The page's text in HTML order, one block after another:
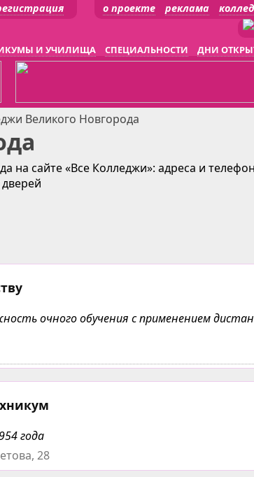
о проекте реклама
И УЧИЛИЩА СПЕЦИАЛЬНОСТИ ДНИ
Великого Новгорода
на сайте «Все Колледжи»: адреса и
очного обучения с применением
года
28